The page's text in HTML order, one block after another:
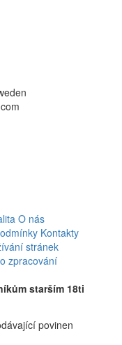
O nás
Kontakty
stránek
zpracování
starším 18ti
povinen